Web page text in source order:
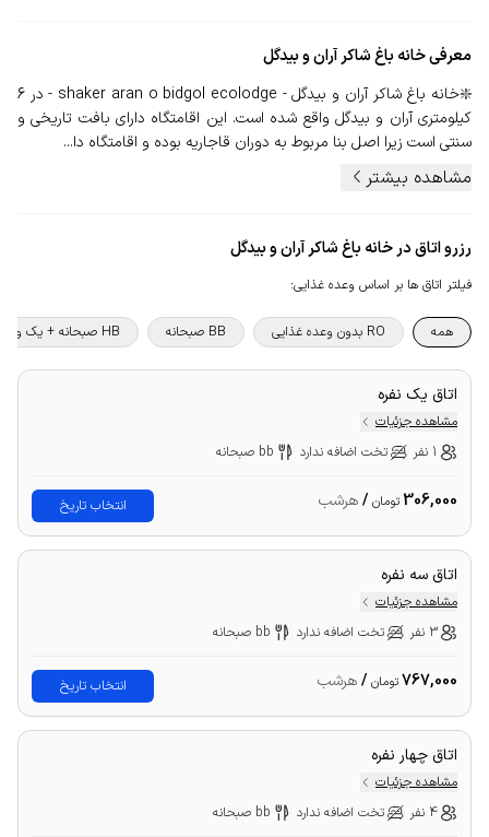
معرفیخانه باغ شاکر آران و بیدگل
❇️خانه باغ شاکر آران و بیدگل - shaker aran o bidgol ecolodge - در 6
کیلومتری آران و بیدگل واقع شده است. این اقامتگاه دارای بافت تاریخی و
سنتی است زیرا اصل بنا مربوط به دوران قاجاریه بوده و اقامتگاه دا...
مشاهده بیشتر
رزرو اتاق در خانه باغ شاکر آران و بیدگل
فیلتر اتاق ها بر اساس وعده غذایی:
همه RO بدون وعده غذایی BB صبحانه HB صبحانه + یک وعده غذا
اتاق یک نفره
مشاهده جزئیات
1 نفر
تخت اضافه ندارد bb صبحانه
306,000تومان /هرشب انتخاب تاریخ
اتاق سه نفره
مشاهده جزئیات
3 نفر
تخت اضافه ندارد bb صبحانه
767,000تومان /هرشب انتخاب تاریخ
اتاق چهار نفره
مشاهده جزئیات
4 نفر
تخت اضافه ندارد bb صبحانه